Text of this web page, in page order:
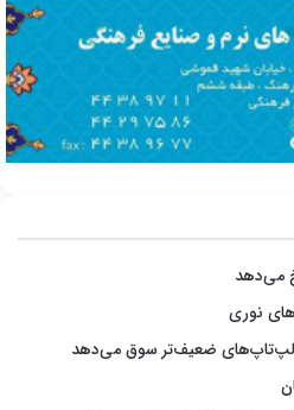
نوری
لپ‌تاپ‌های ضعیف‌تر سوق می‌دهد